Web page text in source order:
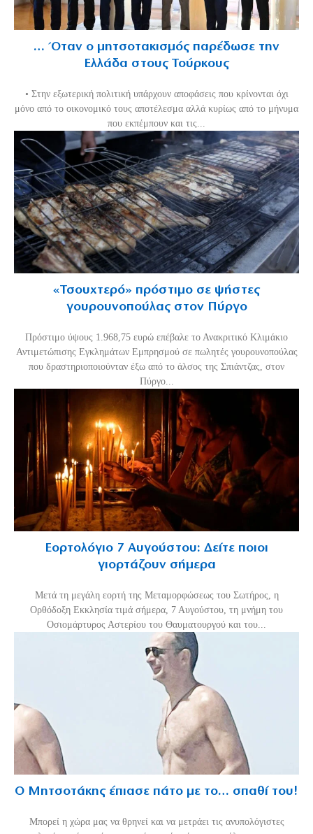
… Όταν ο μητσοτακισμός παρέδωσε την
Ελλάδα στους Τούρκους
• Στην εξωτερική πολιτική υπάρχουν αποφάσεις που κρίνονται όχι
μόνο από το οικονομικό τους αποτέλεσμα αλλά κυρίως από το μήνυμα
που εκπέμπουν και τις...
«Τσουχτερό» πρόστιμο σε ψήστες
γουρουνοπούλας στον Πύργο
Πρόστιμο ύψους 1.968,75 ευρώ επέβαλε το Ανακριτικό Κλιμάκιο
Αντιμετώπισης Εγκλημάτων Εμπρησμού σε πωλητές γουρουνοπούλας
που δραστηριοποιούνταν έξω από το άλσος της Σπιάντζας, στον
Πύργο...
Εορτολόγιο 7 Αυγούστου: Δείτε ποιοι
γιορτάζουν σήμερα
Μετά τη μεγάλη εορτή της Μεταμορφώσεως του Σωτήρος, η
Ορθόδοξη Εκκλησία τιμά σήμερα, 7 Αυγούστου, τη μνήμη του
Οσιομάρτυρος Αστερίου του Θαυματουργού και του...
Ο Μητσοτάκης έπιασε πάτο με το… σπαθί του!
Mπορεί η χώρα μας να θρηνεί και να μετράει τις ανυπολόγιστες